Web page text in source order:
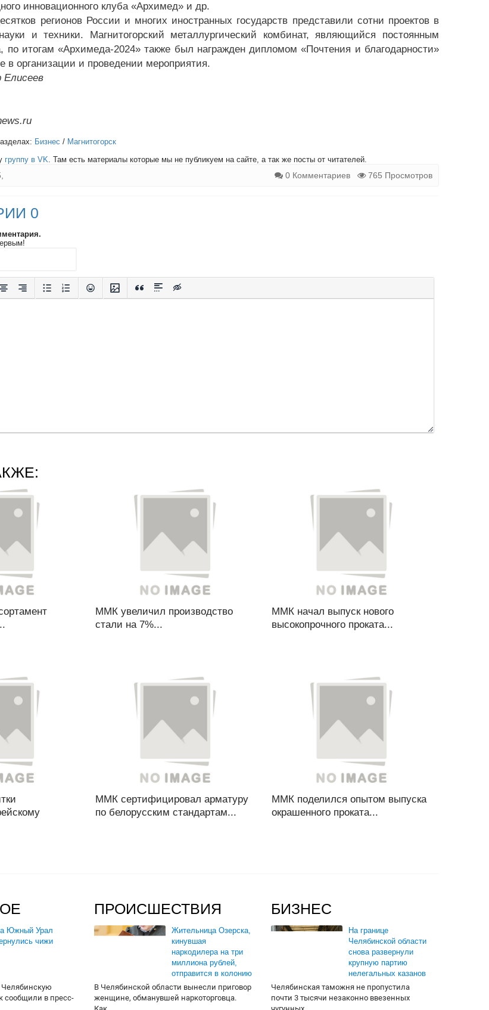
инновационного клуба «Архимед» и др.
регионов России и многих иностранных государств представили сотни проектов в
и техники. Магнитогорский металлургический комбинат, являющийся постоянным
по итогам «Архимеда-2024» также был награжден дипломом «Почтения и благодарности»
в организации и проведении мероприятия.
Елисеев
Бизнес / Магнитогорск
группу в VK. Там есть материалы которые мы не публикуем на сайте, а так же посты от читателей.
0 Комментариев 765 Просмотров
0
ММК увеличил производство
стали на 7%...
ММК начал выпуск нового
высокопрочного проката...
ММК сертифицировал арматуру
по белорусским стандартам...
ММК поделился опытом выпуска
окрашенного проката...
Южный Урал
чижи
сообщили в пресс-
ПРОИСШЕСТВИЯ
Жительница Озерска,
кинувшая
наркодилера на три
миллиона рублей,
отправится в колонию
В Челябинской области вынесли приговор
женщине, обманувшей наркоторговца.
БИЗНЕС
На границе
Челябинской области
снова развернули
крупную партию
нелегальных казанов
Челябинская таможня не пропустила
почти 3 тысячи незаконно ввезенных